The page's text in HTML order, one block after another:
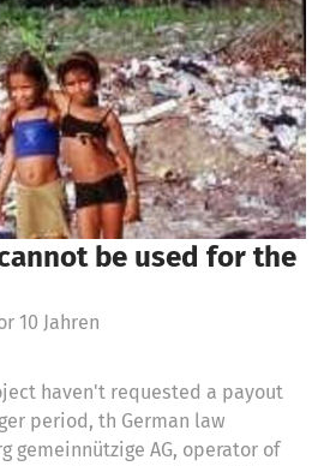
be used for the
10 Jahren
haven't requested a payout
period, th German law
gemeinnützige AG, operator of